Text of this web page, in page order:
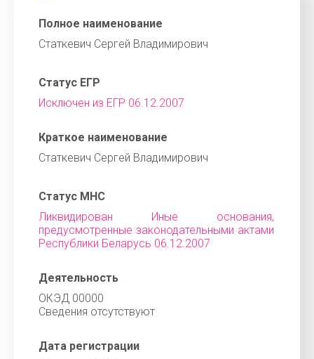
Полное наименование
Статкевич Сергей Владимирович
Статус ЕГР
Исключен из ЕГР 06.12.2007
Краткое наименование
Статкевич Сергей Владимирович
Статус МНС
Ликвидирован Иные основания,
предусмотренные законодательными актами
Республики Беларусь 06.12.2007
Деятельность
ОКЭД 00000
Cведения отсутствуют
Дата регистрации